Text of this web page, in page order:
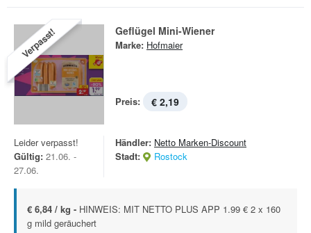
Verpasst! Geflügel Mini-Wiener
Marke: Hofmaier
Preis: € 2,19
Leider verpasst!
Gültig: 21.06. -
27.06.
Händler: Netto Marken-Discount
Stadt:
Rostock
€ 6,84 / kg - HINWEIS: MIT NETTO PLUS APP 1.99 € 2 x 160
g mild geräuchert